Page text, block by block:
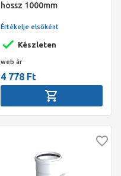
hossz 1000mm
Készleten
Értékelje elsőként
web ár
4 778 Ft